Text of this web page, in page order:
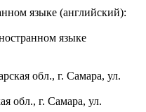
языке (английский):
языке
обл., г. Самара, ул.
обл., г. Самара, ул.